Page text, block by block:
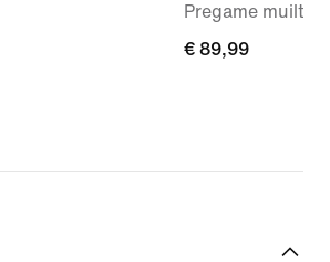
Pregame
€ 89,99
€ 89,99